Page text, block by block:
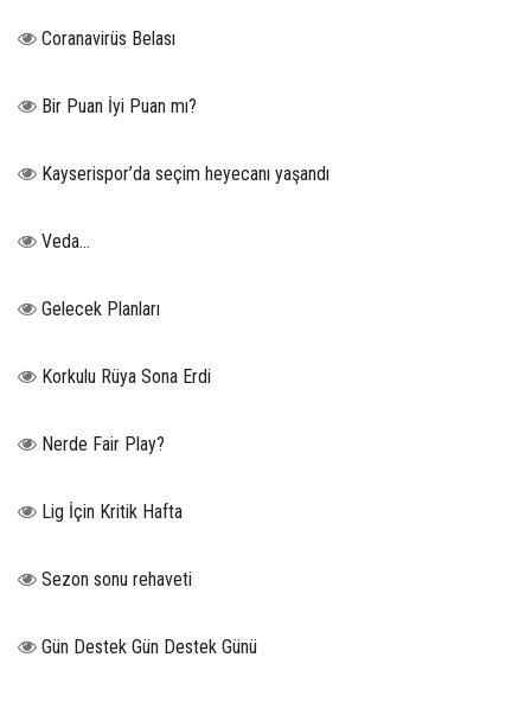
Coranavirüs Belası
Bir Puan İyi Puan mı?
Kayserispor’da seçim heyecanı yaşandı
Veda…
Gelecek Planları
Korkulu Rüya Sona Erdi
Nerde Fair Play?
Lig İçin Kritik Hafta
Sezon sonu rehaveti
Gün Destek Gün Destek Günü